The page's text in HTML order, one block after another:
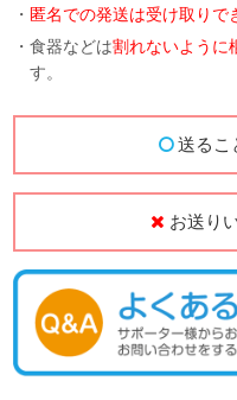
・匿名での発送は受け取りで
・食器などは割れないように
す。
送るこ
お送り